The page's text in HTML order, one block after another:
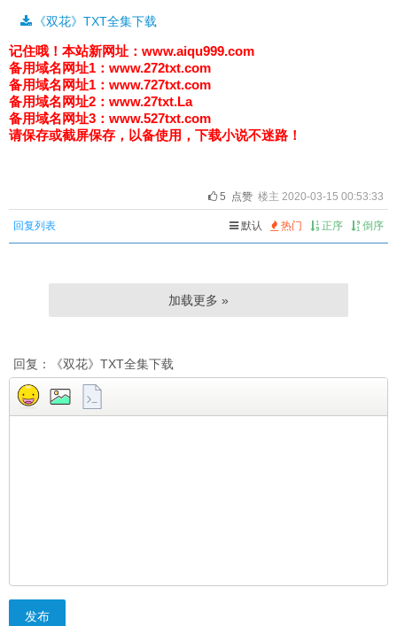
《双花》TXT全集下载
记住哦！ 本站新网址：www.aiqu999.com
备用域名网址1： www.272txt.com
备用域名网址1： www.727txt.com
备用域名网址2： www.27txt.La
备用域名网址3： www.527txt.com
请保存或截屏保存，以备使用，下载小说不迷路！
5 点赞 楼主 2020-03-15 00:53:33
回复列表 默认 热门 正序 倒序
加载更多 »
回复：《双花》TXT全集下载
发布